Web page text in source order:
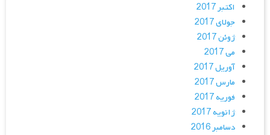
اکتبر 2017
جولای 2017
ژوئن 2017
می 2017
آوریل 2017
مارس 2017
فوریه 2017
ژانویه 2017
دسامبر 2016